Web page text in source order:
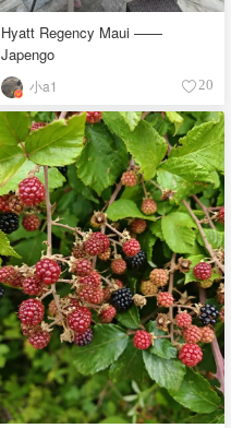
Hyatt Regency Maui ——
Japengo
小a1 20